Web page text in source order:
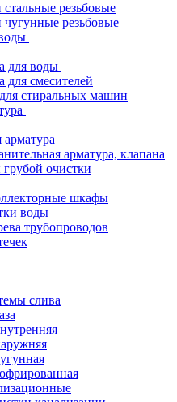
резьбовые
резьбовые
для воды
для смесителей
стиральных машин
арматура
арматура, клапана
очистки
шкафы
воды
трубопроводов
слива